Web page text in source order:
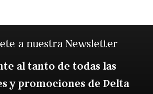
a nuestra Newsletter
al tanto de todas las
y promociones de Delta